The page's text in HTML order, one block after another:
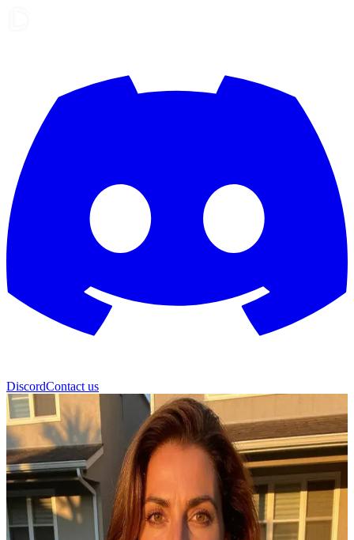
DiscordContact us